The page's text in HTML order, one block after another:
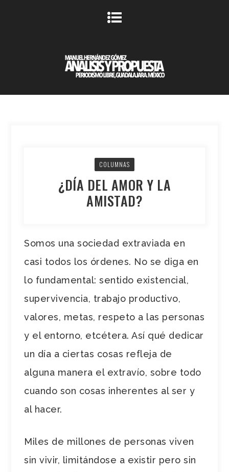
COLUMNAS
¿DÍA DEL AMOR Y LA
AMISTAD?
Somos una sociedad extraviada en
casi todos los órdenes. No se diga en
lo fundamental: sentido existencial,
supervivencia, trabajo productivo,
valores, metas, respeto a las personas
y el entorno, etcétera. Así qué dedicar
un día a ciertas cosas refleja de
alguna manera el extravío, sobre todo
cuando son cosas inherentes al ser y
al hacer.
Miles de millones de personas viven
sin vivir, limitándose a existir pero sin